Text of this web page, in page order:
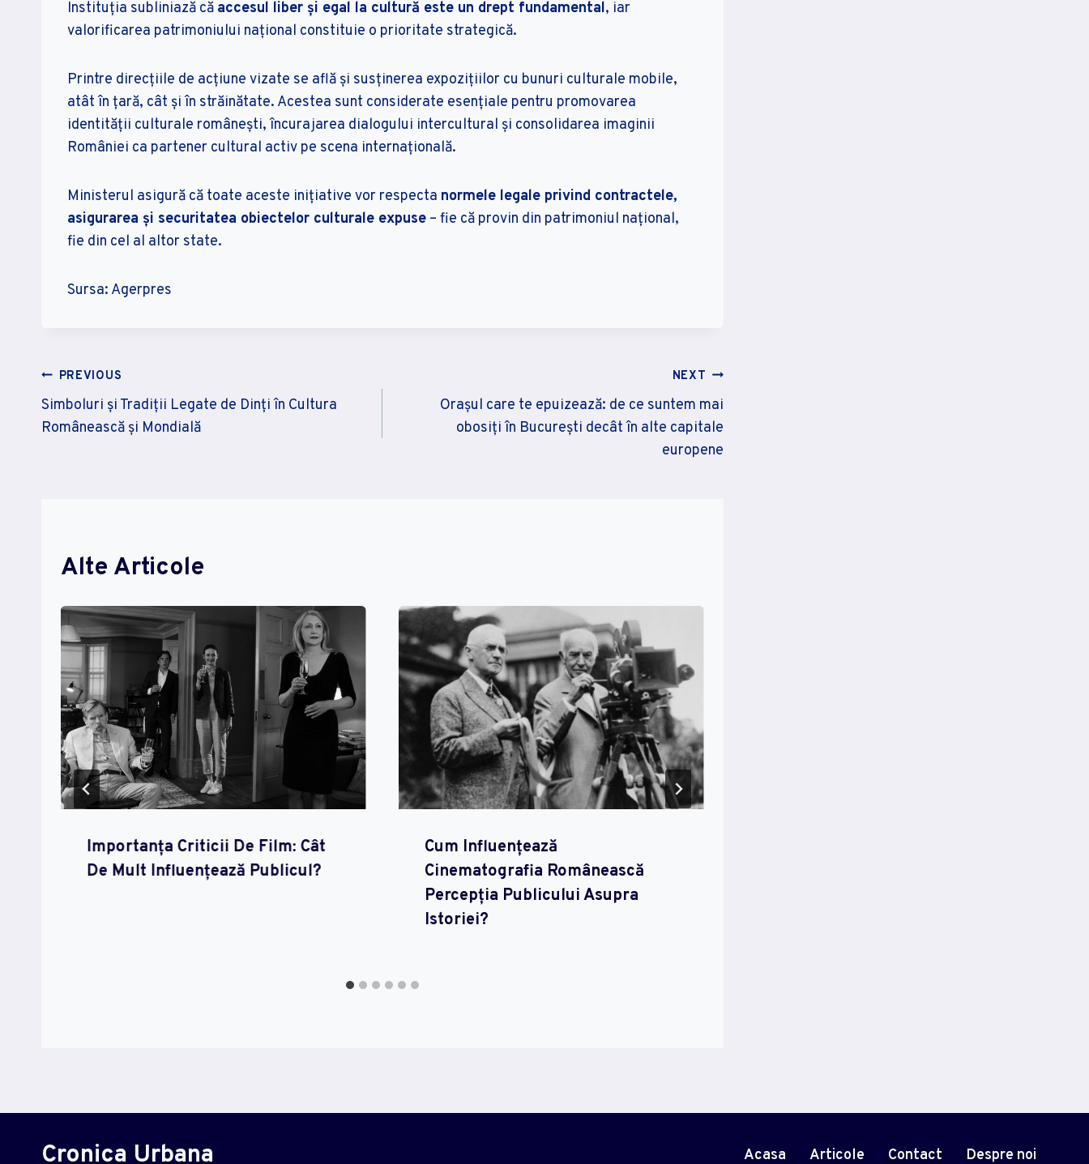
Instituția subliniază că accesul liber și egal la cultură este un drept fundamental, iar
valorificarea patrimoniului național constituie o prioritate strategică.
Printre direcțiile de acțiune vizate se află și susținerea expozițiilor cu bunuri culturale mobile,
atât în țară, cât și în străinătate. Acestea sunt considerate esențiale pentru promovarea
identității culturale românești, încurajarea dialogului intercultural și consolidarea imaginii
României ca partener cultural activ pe scena internațională.
Ministerul asigură că toate aceste inițiative vor respecta normele legale privind contractele,
asigurarea și securitatea obiectelor culturale expuse – fie că provin din patrimoniul național,
fie din cel al altor state.
Sursa: Agerpres
Navigare
În
PREVIOUS
Simboluri și Tradiții Legate de Dinți în Cultura
Românească și Mondială
NEXT
Orașul care te epuizează: de ce suntem mai
obosiți în București decât în alte capitale
europene
Alte Articole
Importanța Criticii De Film: Cât
De Mult Influențează Publicul?
Cum Influențează
Cinematografia Românească
Percepția Publicului Asupra
Istoriei?
Cronica Urbana Acasa Articole Contact Despre noi